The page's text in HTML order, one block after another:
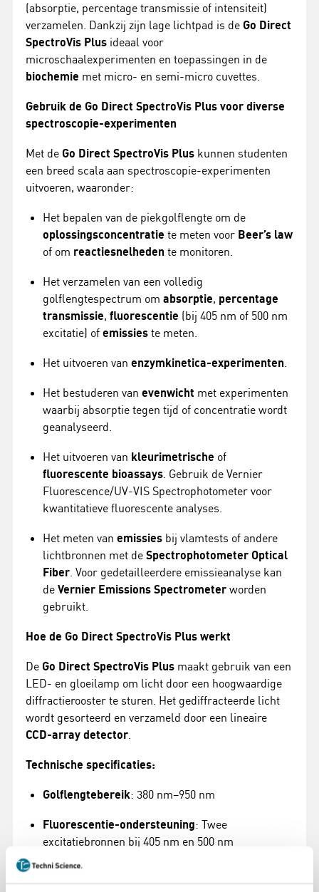
(absorptie, percentage transmissie of intensiteit)
verzamelen. Dankzij zijn lage lichtpad is de Go Direct
SpectroVis Plus ideaal voor
microschaalexperimenten en toepassingen in de
biochemie met micro- en semi-micro cuvettes.
Gebruik de Go Direct SpectroVis Plus voor diverse
spectroscopie-experimenten
Met de Go Direct SpectroVis Plus kunnen studenten
een breed scala aan spectroscopie-experimenten
uitvoeren, waaronder:
Het bepalen van de piekgolflengte om de
oplossingsconcentratie te meten voor Beer’s law
of om reactiesnelheden te monitoren.
Het verzamelen van een volledig
golflengtespectrum om absorptie, percentage
transmissie, fluorescentie (bij 405 nm of 500 nm
excitatie) of emissies te meten.
Het uitvoeren van enzymkinetica-experimenten.
Het bestuderen van evenwicht met experimenten
waarbij absorptie tegen tijd of concentratie wordt
geanalyseerd.
Het uitvoeren van kleurimetrische of
fluorescente bioassays. Gebruik de Vernier
Fluorescence/UV-VIS Spectrophotometer voor
kwantitatieve fluorescente analyses.
Het meten van emissies bij vlamtests of andere
lichtbronnen met de Spectrophotometer Optical
Fiber. Voor gedetailleerdere emissieanalyse kan
de Vernier Emissions Spectrometer worden
gebruikt.
Hoe de Go Direct SpectroVis Plus werkt
De Go Direct SpectroVis Plus maakt gebruik van een
LED- en gloeilamp om licht door een hoogwaardige
diffractierooster te sturen. Het gediffracteerde licht
wordt gesorteerd en verzameld door een lineaire
CCD-array detector.
Technische specificaties:
Golflengtebereik: 380 nm–950 nm
Fluorescentie-ondersteuning: Twee
excitatiebronnen bij 405 nm en 500 nm
Golflengte-intervallen
gerapporteerde waarden (verzamelt 570 waarden)